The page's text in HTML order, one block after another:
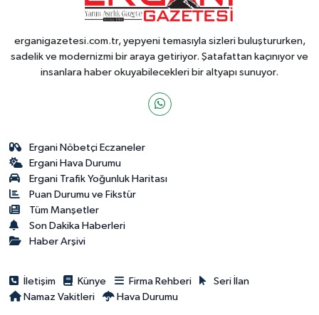
erganigazetesi.com.tr, yepyeni temasıyla sizleri buluştururken,
sadelik ve modernizmi bir araya getiriyor. Şatafattan kaçınıyor ve
insanlara haber okuyabilecekleri bir altyapı sunuyor.
Ergani Nöbetçi Eczaneler
Ergani Hava Durumu
Ergani Trafik Yoğunluk Haritası
Puan Durumu ve Fikstür
Tüm Manşetler
Son Dakika Haberleri
Haber Arşivi
İletişim Künye Firma Rehberi
Seri İlan
Namaz Vakitleri
Hava Durumu